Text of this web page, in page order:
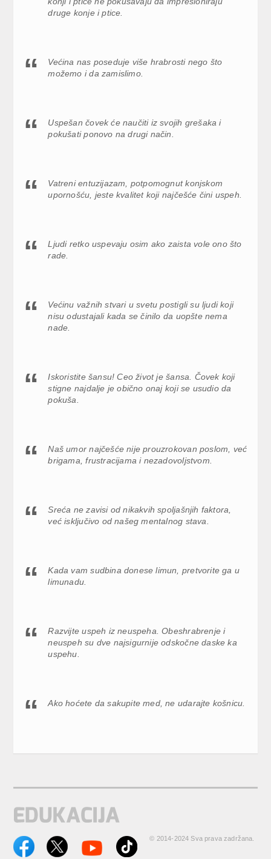
druge konje i ptice.
Većina nas poseduje više hrabrosti nego što
možemo i da zamislimo.
Uspešan čovek će naučiti iz svojih grešaka i
pokušati ponovo na drugi način.
Vatreni entuzijazam, potpomognut konjskom
upornošću, jeste kvalitet koji najčešće čini uspeh.
Ljudi retko uspevaju osim ako zaista vole ono što
rade.
Većinu važnih stvari u svetu postigli su ljudi koji
nisu odustajali kada se činilo da uopšte nema
nade.
Iskoristite šansu! Ceo život je šansa. Čovek koji
stigne najdalje je obično onaj koji se usudio da
pokuša.
Naš umor najčešće nije prouzrokovan poslom, već
brigama, frustracijama i nezadovoljstvom.
Sreća ne zavisi od nikakvih spoljašnjih faktora,
već isključivo od našeg mentalnog stava.
Kada vam sudbina donese limun, pretvorite ga u
limunadu.
Razvijte uspeh iz neuspeha. Obeshrabrenje i
neuspeh su dve najsigurnije odskočne daske ka
uspehu.
Ako hoćete da sakupite med, ne udarajte košnicu.
© 2014-2024 Sva prava zadržana.